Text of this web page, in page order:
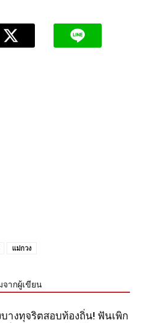
แม่กวง
จากผู้เขียน
บางทุจริตสอบท้องถิ่น! ฟันเพิก